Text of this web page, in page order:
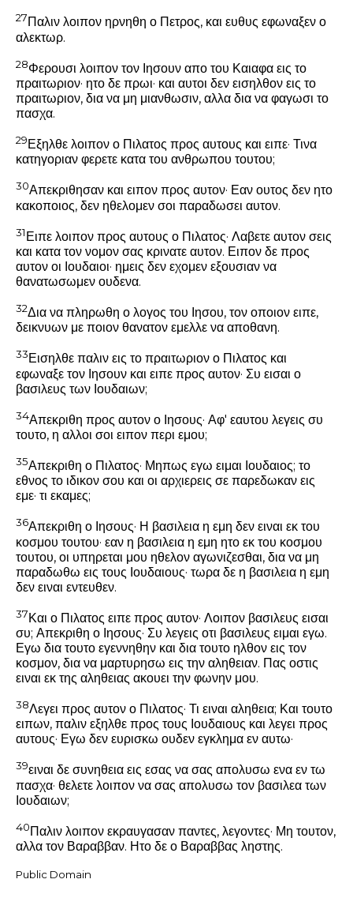
27Παλιν λοιπον ηρνηθη ο Πετρος, και ευθυς εφωναξεν ο
αλεκτωρ.
28Φερουσι λοιπον τον Ιησουν απο του Καιαφα εις το
πραιτωριον· ητο δε πρωι· και αυτοι δεν εισηλθον εις το
πραιτωριον, δια να μη μιανθωσιν, αλλα δια να φαγωσι το
πασχα.
29Εξηλθε λοιπον ο Πιλατος προς αυτους και ειπε· Τινα
κατηγοριαν φερετε κατα του ανθρωπου τουτου;
30Απεκριθησαν και ειπον προς αυτον· Εαν ουτος δεν ητο
κακοποιος, δεν ηθελομεν σοι παραδωσει αυτον.
31Ειπε λοιπον προς αυτους ο Πιλατος· Λαβετε αυτον σεις
και κατα τον νομον σας κρινατε αυτον. Ειπον δε προς
αυτον οι Ιουδαιοι· ημεις δεν εχομεν εξουσιαν να
θανατωσωμεν ουδενα.
32Δια να πληρωθη ο λογος του Ιησου, τον οποιον ειπε,
δεικνυων με ποιον θανατον εμελλε να αποθανη.
33Εισηλθε παλιν εις το πραιτωριον ο Πιλατος και
εφωναξε τον Ιησουν και ειπε προς αυτον· Συ εισαι ο
βασιλευς των Ιουδαιων;
34Απεκριθη προς αυτον ο Ιησους· Αφ' εαυτου λεγεις συ
τουτο, η αλλοι σοι ειπον περι εμου;
35Απεκριθη ο Πιλατος· Μηπως εγω ειμαι Ιουδαιος; το
εθνος το ιδικον σου και οι αρχιερεις σε παρεδωκαν εις
εμε· τι εκαμες;
36Απεκριθη ο Ιησους· Η βασιλεια η εμη δεν ειναι εκ του
κοσμου τουτου· εαν η βασιλεια η εμη ητο εκ του κοσμου
τουτου, οι υπηρεται μου ηθελον αγωνιζεσθαι, δια να μη
παραδωθω εις τους Ιουδαιους· τωρα δε η βασιλεια η εμη
δεν ειναι εντευθεν.
37Και ο Πιλατος ειπε προς αυτον· Λοιπον βασιλευς εισαι
συ; Απεκριθη ο Ιησους· Συ λεγεις οτι βασιλευς ειμαι εγω.
Εγω δια τουτο εγεννηθην και δια τουτο ηλθον εις τον
κοσμον, δια να μαρτυρησω εις την αληθειαν. Πας οστις
ειναι εκ της αληθειας ακουει την φωνην μου.
38Λεγει προς αυτον ο Πιλατος· Τι ειναι αληθεια; Και τουτο
ειπων, παλιν εξηλθε προς τους Ιουδαιους και λεγει προς
αυτους· Εγω δεν ευρισκω ουδεν εγκλημα εν αυτω·
39ειναι δε συνηθεια εις εσας να σας απολυσω ενα εν τω
πασχα· θελετε λοιπον να σας απολυσω τον βασιλεα των
Ιουδαιων;
40Παλιν λοιπον εκραυγασαν παντες, λεγοντες· Μη τουτον,
αλλα τον Βαραββαν. Ητο δε ο Βαραββας ληστης.
Public Domain